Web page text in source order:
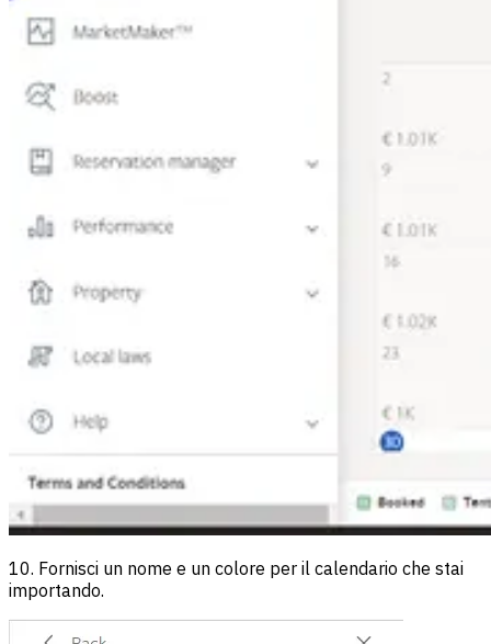
10. Fornisci un nome e un colore per il calendario che stai
importando.